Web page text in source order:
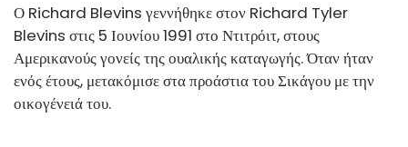
Ο Richard Blevins γεννήθηκε στον Richard Tyler
Blevins στις 5 Ιουνίου 1991 στο Ντιτρόιτ, στους
Αμερικανούς γονείς της ουαλικής καταγωγής. Όταν ήταν
ενός έτους, μετακόμισε στα προάστια του Σικάγου με την
οικογένειά του.